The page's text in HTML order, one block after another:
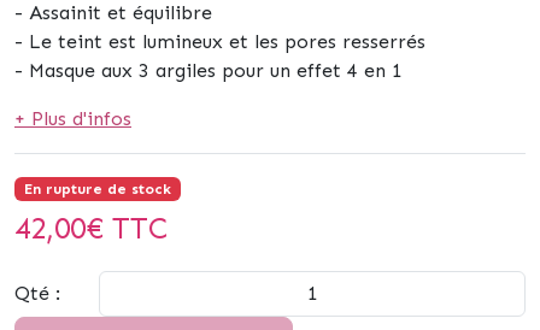
- Assainit et équilibre
- Le teint est lumineux et les pores resserrés
- Masque aux 3 argiles pour un effet 4 en 1
+ Plus d'infos
En rupture de stock
42,00€ TTC
Qté :